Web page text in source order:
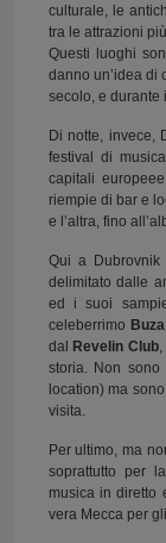
culturale, le
tra le attrazioni
Questi luoghi
danno un’idea di
secolo, e durante
Di notte, invece,
festival di
capitali
riempie di bar e
e l’altra, fino
Qui a
delimitato dalle
ed i suoi
celeberrimo
dal Revelin Club
storia. Non
location) ma
visita.
Per ultimo, ma
soprattutto per
musica in diretto
vera Mecca per